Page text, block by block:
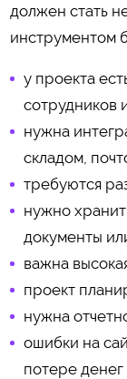
должен стать
инструментом
у проекта
сотрудников
нужна
складом,
требуются
нужно
документы
важна
проект
нужна
ошибки на
потере денег